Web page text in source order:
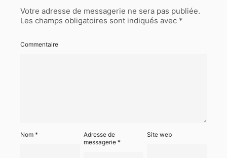
Votre adresse de messagerie ne sera pas publiée.
Les champs obligatoires sont indiqués avec *
Commentaire
Nom *
Adresse de
messagerie*
Site web